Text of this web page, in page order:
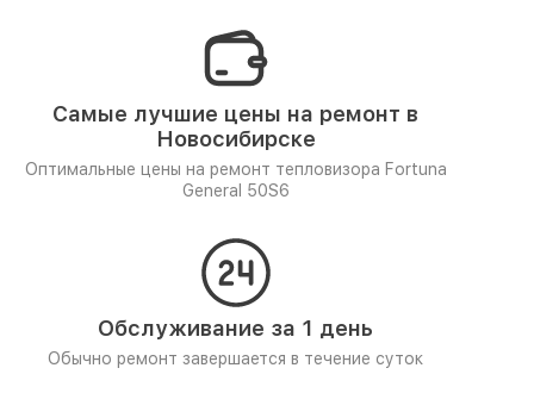
Самые лучшие цены на ремонт в
Новосибирске
Оптимальные цены на ремонт тепловизора Fortuna
General 50S6
Обслуживание за 1 день
Обычно ремонт завершается в течение суток